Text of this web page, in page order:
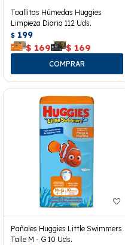
Toallitas Húmedas Huggies
Limpieza Diaria 112 Uds.
$ 199
$ 169 $ 169
Pañales Huggies Little Swimmers
Talle M - G 10 Uds.